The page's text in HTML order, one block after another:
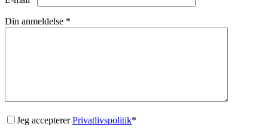
Din anmeldelse *
Jeg acceptererPrivatlivspolitik*